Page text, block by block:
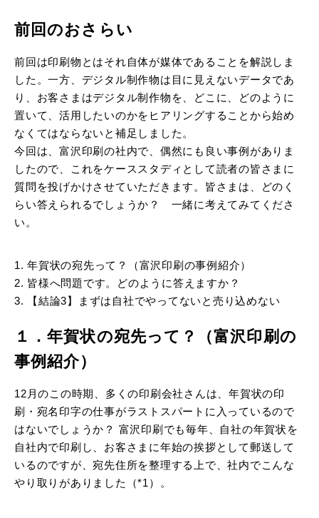
前回のおさらい
前回は印刷物とはそれ自体が媒体であることを解説しま
した。一方、デジタル制作物は目に見えないデータであ
り、お客さまはデジタル制作物を、どこに、どのように
置いて、活用したいのかをヒアリングすることから始め
なくてはならないと補足しました。
今回は、富沢印刷の社内で、偶然にも良い事例がありま
したので、これをケーススタディとして読者の皆さまに
質問を投げかけさせていただきます。皆さまは、どのく
らい答えられるでしょうか？ 一緒に考えてみてくださ
い。
年賀状の宛先って？（富沢印刷の事例紹介）
皆様へ問題です。どのように答えますか？
【結論3】まずは自社でやってないと売り込めない
１．年賀状の宛先って？（富沢印刷の
事例紹介）
12月のこの時期、多くの印刷会社さんは、年賀状の印
刷・宛名印字の仕事がラストスパートに入っているので
はないでしょうか？ 富沢印刷でも毎年、自社の年賀状を
自社内で印刷し、お客さまに年始の挨拶として郵送して
いるのですが、宛先住所を整理する上で、社内でこんな
やり取りがありました（*1）。